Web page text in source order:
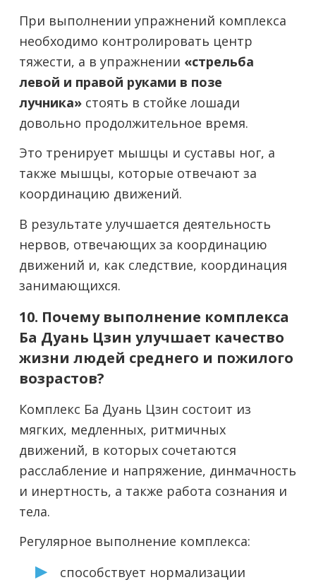
При выполнении упражнений комплекса
необходимо контролировать центр
тяжести, а в упражнении «стрельба
левой и правой руками в позе
лучника» стоять в стойке лошади
довольно продолжительное время.
Это тренирует мышцы и суставы ног, а
также мышцы, которые отвечают за
координацию движений.
В результате улучшается деятельность
нервов, отвечающих за координацию
движений и, как следствие, координация
занимающихся.
10. Почему выполнение комплекса
Ба Дуань Цзин улучшает качество
жизни людей среднего и пожилого
возрастов?
Комплекс Ба Дуань Цзин состоит из
мягких, медленных, ритмичных
движений, в которых сочетаются
расслабление и напряжение, динмачность
и инертность, а также работа сознания и
тела.
Регулярное выполнение комплекса:
способствует нормализации